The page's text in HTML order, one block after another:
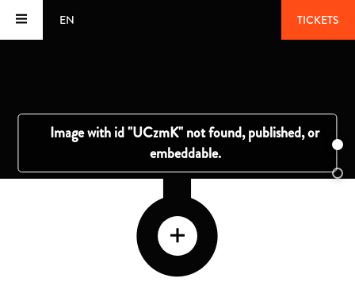
EN TICKETS